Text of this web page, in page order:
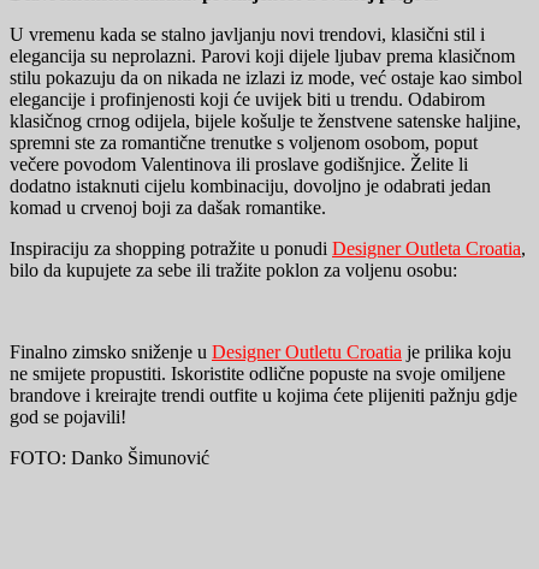
U vremenu kada se stalno javljanju novi trendovi, klasični stil i
elegancija su neprolazni. Parovi koji dijele ljubav prema klasičnom
stilu pokazuju da on nikada ne izlazi iz mode, već ostaje kao simbol
elegancije i profinjenosti koji će uvijek biti u trendu. Odabirom
klasičnog crnog odijela, bijele košulje te ženstvene satenske haljine,
spremni ste za romantične trenutke s voljenom osobom, poput
večere povodom Valentinova ili proslave godišnjice. Želite li
dodatno istaknuti cijelu kombinaciju, dovoljno je odabrati jedan
komad u crvenoj boji za dašak romantike.
Inspiraciju za shopping potražite u ponudi Designer Outleta Croatia,
bilo da kupujete za sebe ili tražite poklon za voljenu osobu:
Finalno zimsko sniženje u Designer Outletu Croatia je prilika koju
ne smijete propustiti. Iskoristite odlične popuste na svoje omiljene
brandove i kreirajte trendi outfite u kojima ćete plijeniti pažnju gdje
god se pojavili!
FOTO: Danko Šimunović